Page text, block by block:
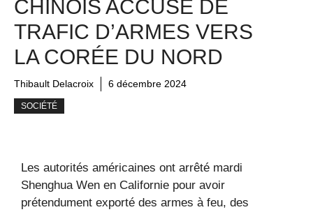
CHINOIS ACCUSÉ DE
TRAFIC D’ARMES VERS
LA CORÉE DU NORD
Thibault Delacroix 6 décembre 2024
SOCIÉTÉ
Les autorités américaines ont arrêté mardi
Shenghua Wen en Californie pour avoir
prétendument exporté des armes à feu, des